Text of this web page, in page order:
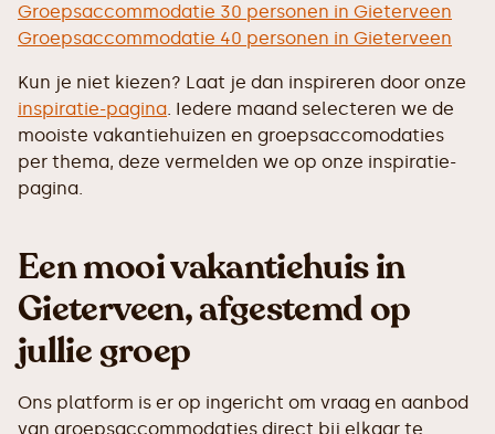
Groepsaccommodatie 30 personen in Gieterveen
Groepsaccommodatie 40 personen in Gieterveen
Kun je niet kiezen? Laat je dan inspireren door onze
inspiratie-pagina. Iedere maand selecteren we de
mooiste vakantiehuizen en groepsaccomodaties
per thema, deze vermelden we op onze inspiratie-
pagina.
Een mooi vakantiehuis in
Gieterveen, afgestemd op
jullie groep
Ons platform is er op ingericht om vraag en aanbod
van groepsaccommodaties direct bij elkaar te